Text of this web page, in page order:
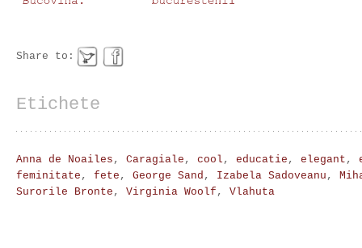
Share to:
Etichete
Anna de Noailes , Caragiale , cool , educatie , elegant ,
feminitate , fete , George Sand , Izabela Sadoveanu ,
Surorile Bronte , Virginia Woolf , Vlahuta